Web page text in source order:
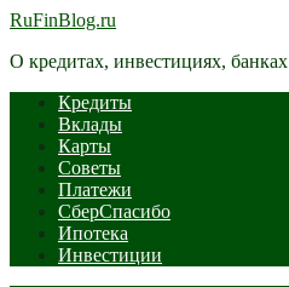
RuFinBlog.ru
О кредитах, инвестициях, банках
Кредиты
Вклады
Карты
Советы
Платежи
СберСпасибо
Ипотека
Инвестиции